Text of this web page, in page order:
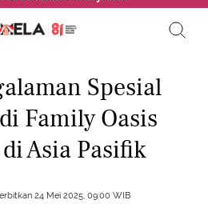
Spesial
Family Oasis
Asia Pasifik
24 Mei 2025, 09:00 WIB